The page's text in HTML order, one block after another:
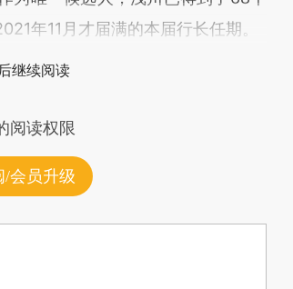
年11月才届满的本届行长任期。
继续阅读
阅读权限
/会员升级